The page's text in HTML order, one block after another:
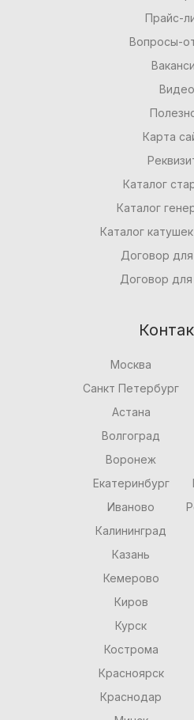
Прайс-
Вопросы-
Видео
Карта
Каталог
Каталог
Каталог
Договор
Договор для
Москва
Санкт Петербург
Астана
Волгоград
Воронеж
Екатеринбург
Иваново
Калининград
Казань
Кемерово
Киров
Курск
Кострома
Красноярск
Краснодар